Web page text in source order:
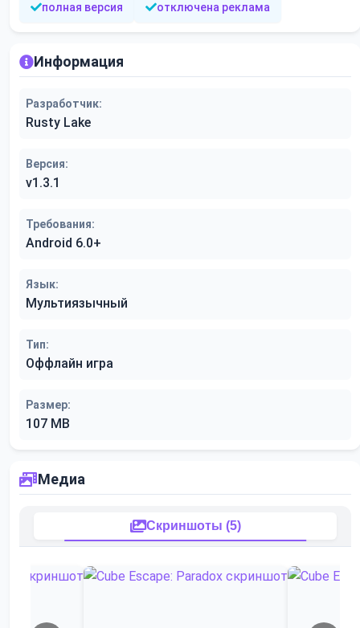
полная версия отключена реклама
Информация
Разработчик:
Rusty Lake
Версия:
v1.3.1
Требования:
Android 6.0+
Язык:
Мультиязычный
Тип:
Оффлайн игра
Размер:
107 MB
Медиа
Скриншоты (5)